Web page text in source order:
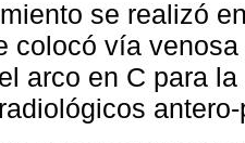
se realizó
colocó vía
arco en C para